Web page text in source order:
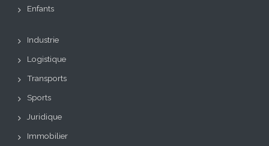
Enfants
Industrie
Logistique
Transports
Sports
Juridique
Immobilier